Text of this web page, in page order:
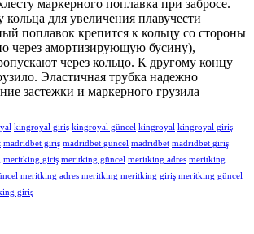
маркерного поплавка при забросе.
для увеличения плавучести
поплавок крепится к кольцу со стороны
через амортизирующую бусину),
через кольцо. К другому концу
Эластичная трубка надежно
застежки и маркерного грузила
kingroyal giriş kingroyal güncel kingroyal kingroyal giriş
madridbet giriş madridbet güncel madridbet madridbet giriş
meritking giriş meritking güncel meritking adres meritking
meritking adres meritking meritking giriş meritking güncel
giriş